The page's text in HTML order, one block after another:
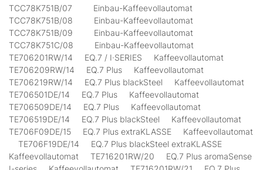
TCC78K751B/07 Einbau-Kaffeevollautomat
TCC78K751B/08 Einbau-Kaffeevollautomat
TCC78K751B/09 Einbau-Kaffeevollautomat
TCC78K751C/08 Einbau-Kaffeevollautomat
TE706201RW/14 EQ.7 / I·SERIES Kaffeevollautomat
TE706209RW/14 EQ.7 Plus Kaffeevollautomat
TE706219RW/14 EQ.7 Plus blackSteel Kaffeevollautomat
TE706501DE/14 EQ.7 Plus Kaffeevollautomat
TE706509DE/14 EQ.7 Plus Kaffeevollautomat
TE706519DE/14 EQ.7 Plus blackSteel Kaffeevollautomat
TE706F09DE/15 EQ.7 Plus extraKLASSE Kaffeevollautomat
TE706F19DE/14 EQ.7 Plus blackSteel extraKLASSE
Kaffeevollautomat TE716201RW/20 EQ.7 Plus aromaSense